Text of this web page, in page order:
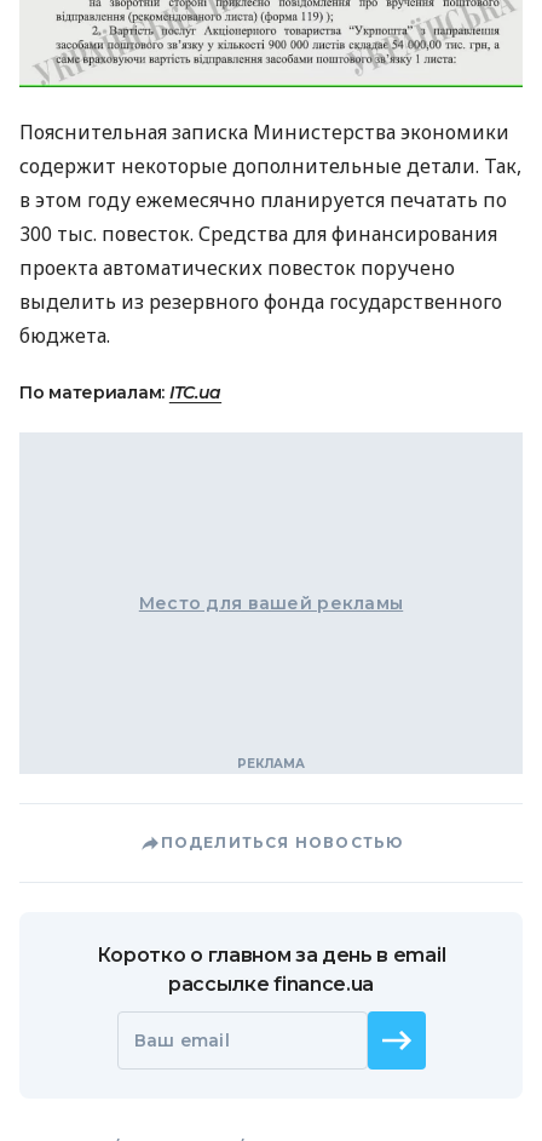
Пояснительная записка Министерства экономики
содержит некоторые дополнительные детали. Так,
в этом году ежемесячно планируется печатать по
300 тыс. повесток. Средства для финансирования
проекта автоматических повесток поручено
выделить из резервного фонда государственного
бюджета.
По материалам: ITC.ua
Место для вашей рекламы
ПОДЕЛИТЬСЯ НОВОСТЬЮ
Коротко о главном за день в email
рассылке finance.ua
Ваш email